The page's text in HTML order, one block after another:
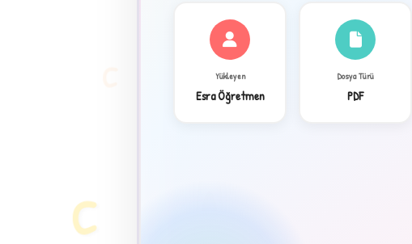
Yükleyen
Esra Öğretmen
Dosya Türü
PDF
C